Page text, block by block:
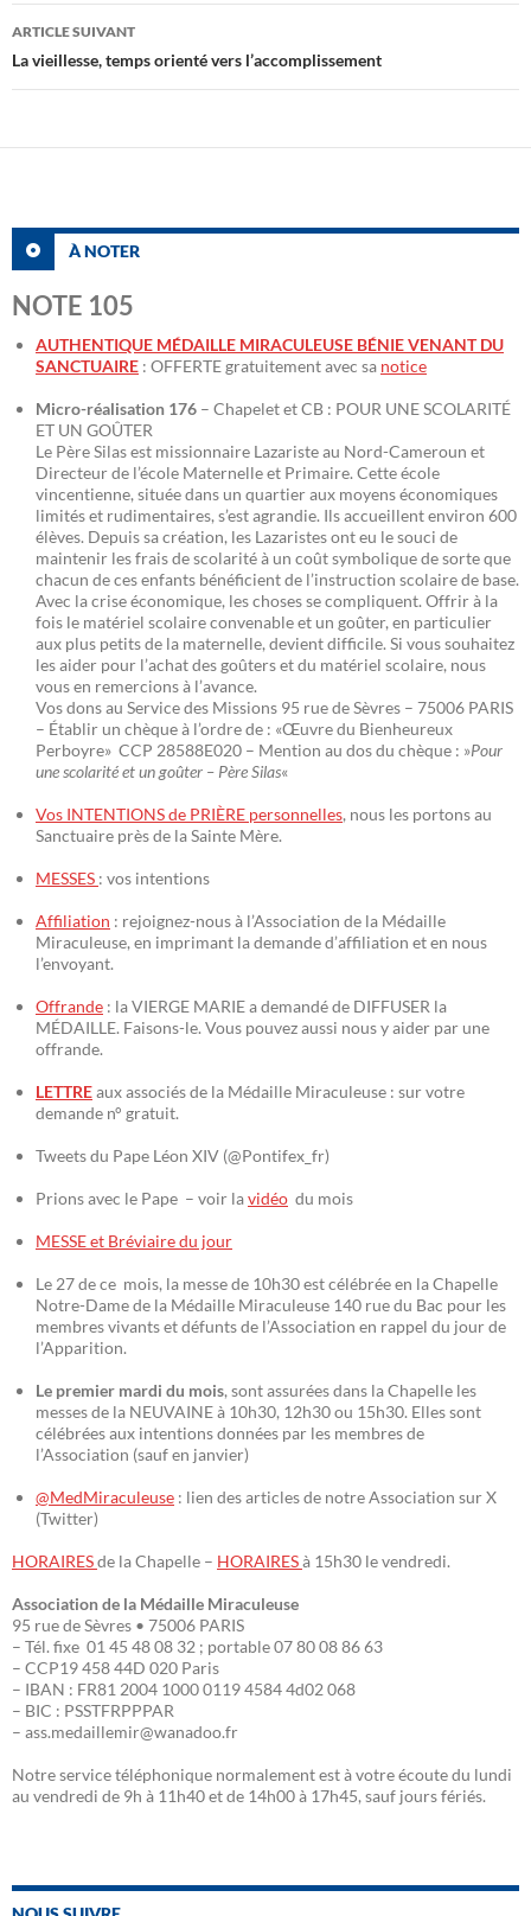
articles
ARTICLE SUIVANT
La vieillesse, temps orienté vers l’accomplissement
À NOTER
NOTE 105
AUTHENTIQUE MÉDAILLE MIRACULEUSE BÉNIE VENANT DU
SANCTUAIRE : OFFERTE gratuitement avec sa notice
Micro-réalisation 176 – Chapelet et CB : POUR UNE SCOLARITÉ
ET UN GOÛTER
Le Père Silas est missionnaire Lazariste au Nord-Cameroun et
Directeur de l’école Maternelle et Primaire. Cette école
vincentienne, située dans un quartier aux moyens économiques
limités et rudimentaires, s’est agrandie. Ils accueillent environ 600
élèves. Depuis sa création, les Lazaristes ont eu le souci de
maintenir les frais de scolarité à un coût symbolique de sorte que
chacun de ces enfants bénéficient de l’instruction scolaire de base.
Avec la crise économique, les choses se compliquent. Offrir à la
fois le matériel scolaire convenable et un goûter, en particulier
aux plus petits de la maternelle, devient difficile. Si vous souhaitez
les aider pour l’achat des goûters et du matériel scolaire, nous
vous en remercions à l’avance.
Vos dons au Service des Missions 95 rue de Sèvres – 75006 PARIS
– Établir un chèque à l’ordre de : «Œuvre du Bienheureux
Perboyre» CCP 28588E020 – Mention au dos du chèque : »Pour
une scolarité et un goûter – Père Silas«
Vos INTENTIONS de PRIÈRE personnelles, nous les portons au
Sanctuaire près de la Sainte Mère.
MESSES : vos intentions
Affiliation : rejoignez-nous à l’Association de la Médaille
Miraculeuse, en imprimant la demande d’affiliation et en nous
l’envoyant.
Offrande : la VIERGE MARIE a demandé de DIFFUSER la
MÉDAILLE. Faisons-le. Vous pouvez aussi nous y aider par une
offrande.
LETTREaux associés de la Médaille Miraculeuse : sur votre
demande n° gratuit.
Tweets du Pape Léon XIV (@Pontifex_fr)
Prions avec le Pape – voir lavidéo du mois
MESSE et Bréviaire du jour
Le 27 de ce mois, la messe de 10h30 est célébrée en la Chapelle
Notre-Dame de la Médaille Miraculeuse 140 rue du Bac pour les
membres vivants et défunts de l’Association en rappel du jour de
l’Apparition.
Le premier mardi du mois, sont assurées dans la Chapelle les
messes de la NEUVAINE à 10h30, 12h30 ou 15h30. Elles sont
célébrées aux intentions données par les membres de
l’Association (sauf en janvier)
@MedMiraculeuse : lien des articles de notre Association sur X
(Twitter)
HORAIRESde la Chapelle – HORAIRESà 15h30 le vendredi.
Association de la Médaille Miraculeuse
95 rue de Sèvres • 75006 PARIS
– Tél. fixe 01 45 48 08 32 ; portable 07 80 08 86 63
– CCP19 458 44D 020 Paris
– IBAN : FR81 2004 1000 0119 4584 4d02 068
– BIC : PSSTFRPPPAR
– ass.medaillemir@wanadoo.fr
Notre service téléphonique normalement est à votre écoute du lundi
au vendredi de 9h à 11h40 et de 14h00 à 17h45, sauf jours fériés.